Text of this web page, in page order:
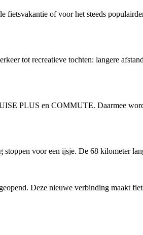
fietsvakantie of voor het steeds
tot recreatieve tochten: langere
PLUS en COMMUTE. Daarmee
voor een ijsje. De 68 kilometer
Deze nieuwe verbinding maakt